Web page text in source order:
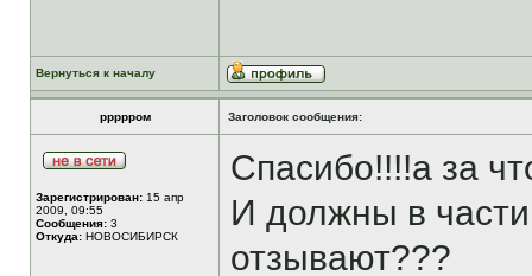
Вернуться к началу
ррррром Заголовок сообщения:
Зарегистрирован: 15 апр
2009, 09:55
Сообщения: 3
Откуда: НОВОСИБИРСК
Спасибо!!!!а за
И должны в
отзывают???